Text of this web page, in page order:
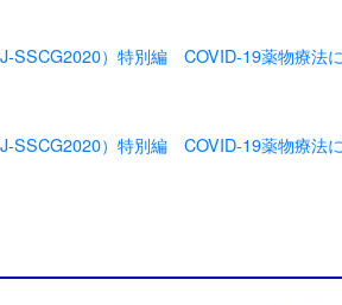
SSCG2020）特別編 COVID-19薬物療法
SSCG2020）特別編 COVID-19薬物療法